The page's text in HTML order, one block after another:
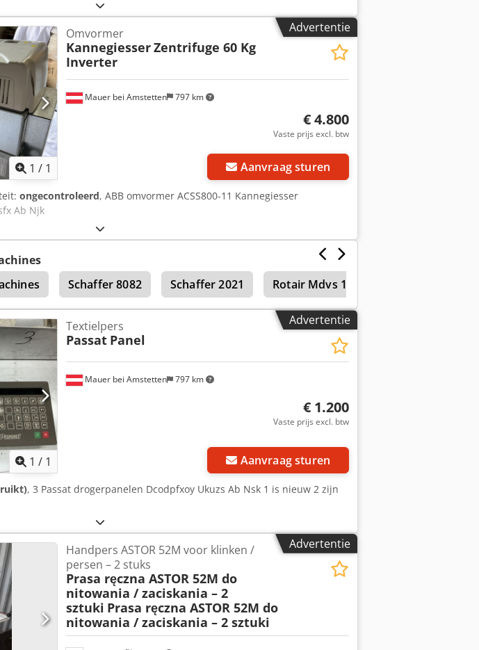
apparaat is getest op werking Verpakking en verzending: U bent van
onze openingstijden te komen bekijken. Maak hiervoor graag een
wereldwijde verzending op aanvraag mogelijk! Voor meer informatie
met ons opnemen.
Advertentie
1 / 1
Mauer bei Amstetten 797 km
Omvormer
KannegiesserZentrifuge 60 Kg
Inverter
€ 4.800
Vaste prijs excl. btw
Aanvraag sturen
ongecontroleerd, ABB omvormer ACSS800-11 Kannegiesser
Ab Njk
Schaffer 8082 Schaffer 2021 Rotair Mdvs 150 P12
Advertentie
1 / 1
Mauer bei Amstetten 797 km
Textielpers
Passat Panel
€ 1.200
Vaste prijs excl. btw
Aanvraag sturen
, 3 Passat drogerpanelen Dcodpfxoy Ukuzs Ab Nsk 1 is nieuw 2 zijn
Advertentie
Handpers ASTOR 52M voor klinken /
persen – 2 stuks
Prasa ręczna ASTOR 52M do
nitowania / zaciskania – 2
sztuki Prasa ręczna ASTOR 52M do
nitowania / zaciskania – 2 sztuki